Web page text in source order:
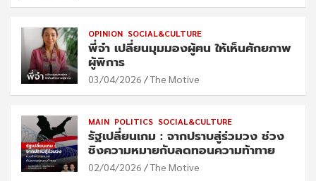
OPINION SOCIAL&CULTURE
พี่จ๋า เปลี่ยนมุมมองผู้ฅน ให้เห็นศักยภาพ
ผู้พิการ
03/04/2026 The Motive
MAIN POLITICS SOCIAL&CULTURE
รัฐเปลี่ยนเกม : จากปราบสู่ร่วมวง ช่วง
ชิงความหมายกับลดทอนความท้าทาย
02/04/2026 The Motive